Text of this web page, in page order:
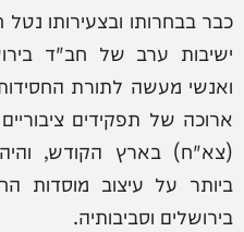
כבר בבחרותו ובצעירותו
ישיבות ערב של חב"ד
ואנשי מעשה לתורת
ארוכה של תפקידים
(צא"ח) בארץ הקודש,
ביותר על עיצוב מוסדות
בירושלים וסביבותיה.